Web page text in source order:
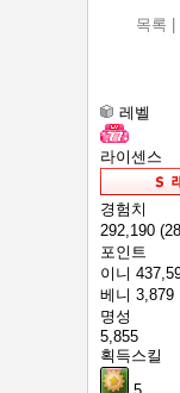
목록
레벨
라이센스
경험치
292,190
포인트
이니
베니 3,879
명성
5,855
획득스킬